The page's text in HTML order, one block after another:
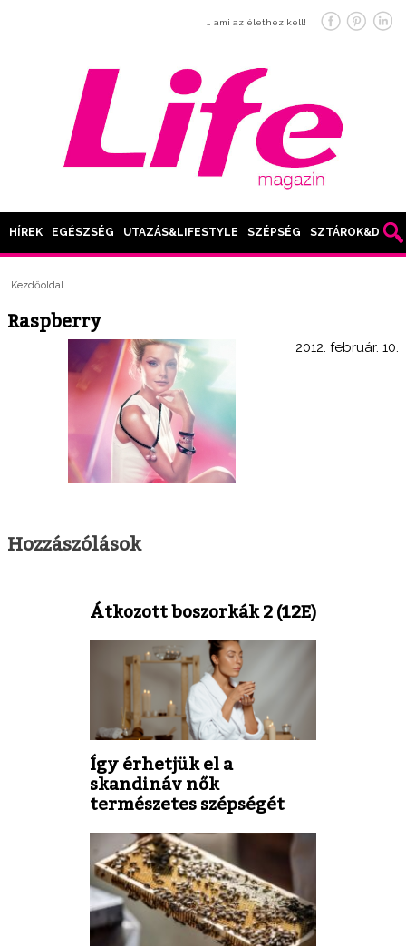
… ami az élethez kell!
HÍREK EGÉSZSÉG UTAZÁS&LIFESTYLE SZÉPSÉG SZTÁROK&DIVAT
Kezdőoldal
Raspberry
2012. február. 10.
Hozzászólások
Átkozott boszorkák 2 (12E)
Így érhetjük el a
skandináv nők
természetes szépségét